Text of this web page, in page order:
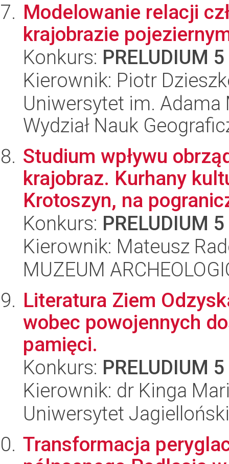
Modelowanie relacji
krajobrazie
Konkurs: PRELUDIUM 5
Kierownik: Piotr
Uniwersytet im.
Wydział Nauk
Studium wpływu
krajobraz. Kurhany
Krotoszyn, na
Konkurs: PRELUDIUM 5
Kierownik: Mateusz
MUZEUM
Literatura Ziem
wobec powojennych
pamięci.
Konkurs: PRELUDIUM 5
Kierownik: dr Kinga
Uniwersytet
Transformacja